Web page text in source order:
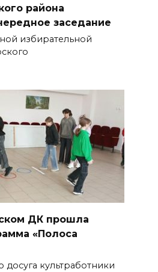
района
заседание
избирательной
ДК прошла
«Полоса
досуга культработники